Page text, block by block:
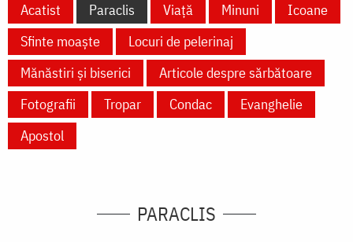
Acatist Paraclis Viață Minuni
Icoane
Sfinte moaște
Locuri de pelerinaj
Mănăstiri și biserici
Articole despre sărbătoare
Fotografii
Tropar Condac
Evanghelie
Apostol
PARACLIS